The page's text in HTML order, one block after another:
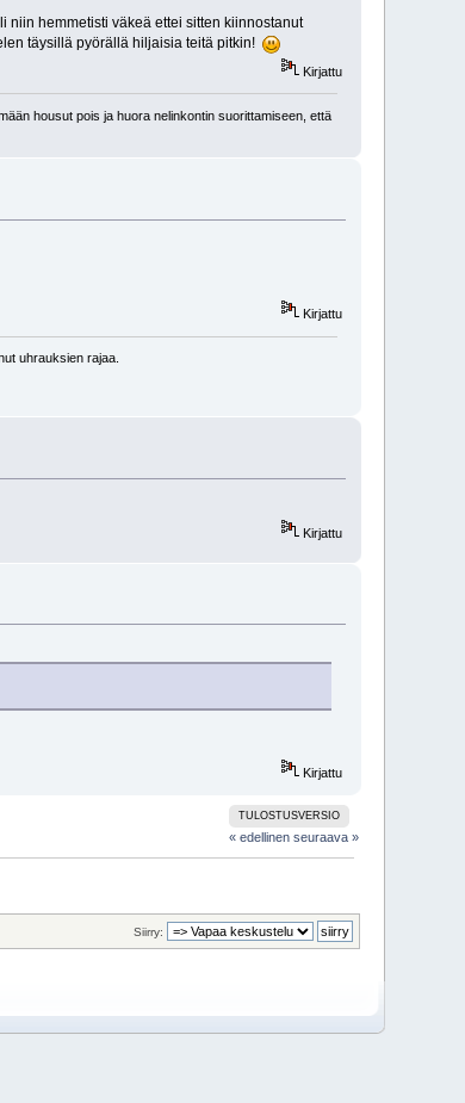
niin hemmetisti väkeä ettei sitten kiinnostanut
täysillä pyörällä hiljaisia teitä pitkin!
Kirjattu
housut pois ja huora nelinkontin suorittamiseen, että
Kirjattu
uhrauksien rajaa.
Kirjattu
Kirjattu
TULOSTUSVERSIO
« edellinen seuraava »
Siirry: